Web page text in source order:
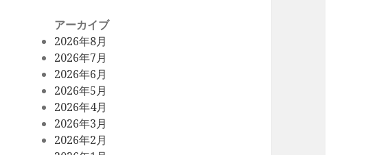
アーカイブ
2026年8月
2026年7月
2026年6月
2026年5月
2026年4月
2026年3月
2026年2月